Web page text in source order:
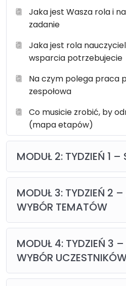
Jaka jest Wasza rola i
zadanie
Jaka jest rola
wsparcia potrzebujecie
Na czym polega praca
zespołowa
Co musicie zrobić, by
(mapa etapów)
MODUŁ 2: TYDZIEŃ 1 –
MODUŁ 3: TYDZIEŃ 2
WYBÓR TEMATÓW
MODUŁ 4: TYDZIEŃ 3
WYBÓR